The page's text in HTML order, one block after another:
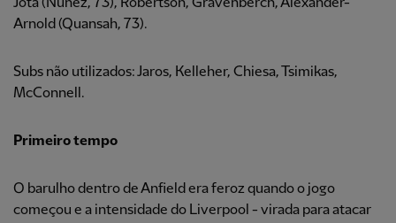
Jota (Nunez, 73), Robertson, Gravenberch, Alexander-
Arnold (Quansah, 73).
Subs não utilizados: Jaros, Kelleher, Chiesa, Tsimikas,
McConnell.
Primeiro tempo
O barulho dentro de Anfield era feroz quando o jogo
começou e a intensidade do Liverpool - virada para atacar